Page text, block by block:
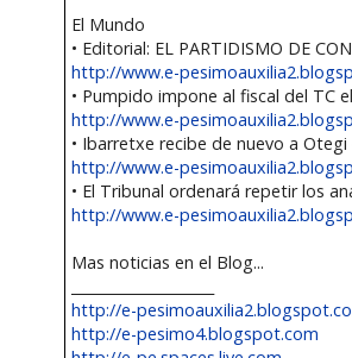
El Mundo
• Editorial: EL PARTIDISMO DE
http://www.e-
• Pumpido impone al fiscal del TC
http://www.e-
• Ibarretxe recibe de nuevo a
http://www.e-
• El Tribunal ordenará repetir los
http://www.e-
Mas noticias en el Blog...
http://e-
http://e-pesimo4.blogspot.com